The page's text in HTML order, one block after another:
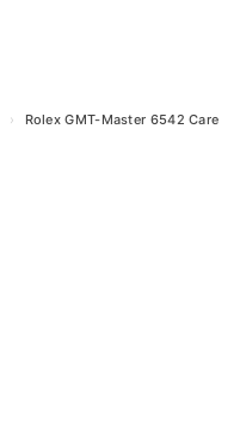
›
Rolex GMT-Master 6542 Care